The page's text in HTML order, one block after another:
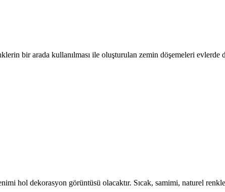
bir arada kullanılması ile oluşturulan zemin döşemeleri
hol dekorasyon görüntüsü olacaktır. Sıcak, samimi, naturel